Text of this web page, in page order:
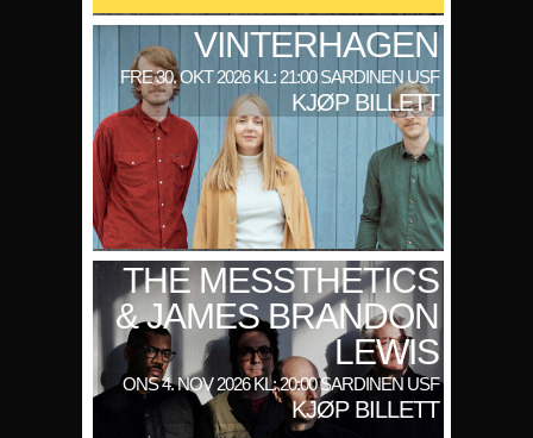
VINTERHAGEN
FRE 30. OKT 2026 KL: 21:00 SARDINEN USF
KJØP BILLETT
THE MESSTHETICS
& JAMES BRANDON
LEWIS
ONS 4. NOV 2026 KL: 20:00 SARDINEN USF
KJØP BILLETT